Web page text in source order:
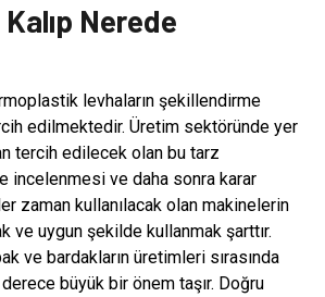
Nerede
levhaların şekillendirme
edilmektedir. Üretim sektöründe yer
tercih edilecek olan bu tarz
incelenmesi ve daha sonra karar
zaman kullanılacak olan makinelerin
ve uygun şekilde kullanmak şarttır.
ve bardakların üretimleri sırasında
büyük bir önem taşır. Doğru